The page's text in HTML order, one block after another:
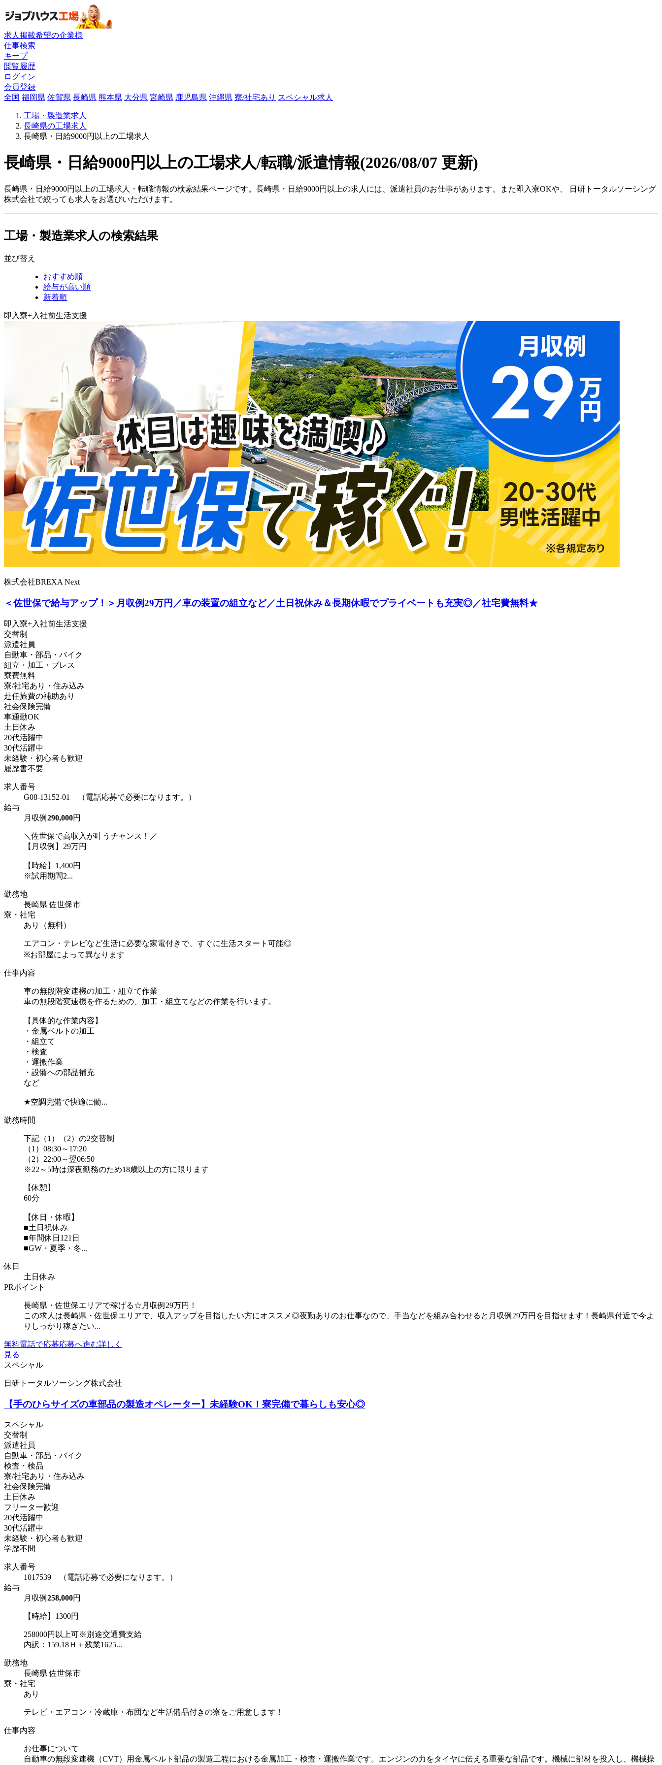
求人掲載希望の企業様
仕事検索
キープ
閲覧履歴
ログイン
会員登録
全国 福岡県 佐賀県 長崎県 熊本県 大分県 宮崎県 鹿児島県 沖縄県 寮/社宅あり スペシャル求人
工場・製造業求人
長崎県の工場求人
長崎県・日給9000円以上の工場求人
長崎県・日給9000円以上の工場求人/転職/派遣情報(2026/08/07 更新)
長崎県・日給9000円以上の工場求人・転職情報の検索結果ページです。長崎県・日給9000円以上の求人には、派遣社員のお仕事があります。また即入寮OKや、 日研トータルソーシング
株式会社で絞っても求人をお選びいただけます。
工場・製造業求人の検索結果
並び替え
おすすめ順
給与が高い順
新着順
即入寮+入社前生活支援
株式会社BREXA Next
＜佐世保で給与アップ！＞月収例29万円／車の装置の組立など／土日祝休み＆長期休暇でプライベートも充実◎／社宅費無料★
即入寮+入社前生活支援
交替制
派遣社員
自動車・部品・バイク
組立・加工・プレス
寮費無料
寮/社宅あり・住み込み
赴任旅費の補助あり
社会保険完備
車通勤OK
土日休み
20代活躍中
30代活躍中
未経験・初心者も歓迎
履歴書不要
求人番号
G08-13152-01 （電話応募で必要になります。）
給与
月収例 290,000円
＼佐世保で高収入が叶うチャンス！／
【月収例】29万円
【時給】1,400円
※試用期間2...
勤務地
長崎県 佐世保市
寮・社宅
あり（無料）
エアコン・テレビなど生活に必要な家電付きで、すぐに生活スタート可能◎
※お部屋によって異なります
仕事内容
車の無段階変速機の加工・組立て作業
車の無段階変速機を作るための、加工・組立てなどの作業を行います。
【具体的な作業内容】
・金属ベルトの加工
・組立て
・検査
・運搬作業
・設備への部品補充
など
★空調完備で快適に働...
勤務時間
下記（1）（2）の2交替制
（1）08:30～17:20
（2）22:00～翌06:50
※22～5時は深夜勤務のため18歳以上の方に限ります
【休憩】
60分
【休日・休暇】
■土日祝休み
■年間休日121日
■GW・夏季・冬...
休日
土日休み
PRポイント
長崎県・佐世保エリアで稼げる☆月収例29万円！
この求人は長崎県・佐世保エリアで、収入アップを目指したい方にオススメ◎夜勤ありのお仕事なので、手当などを組み合わせると月収例29万円を目指せます！長崎県付近で今よ
りしっかり稼ぎたい...
無料電話で応募応募へ進む詳しく
見る
スペシャル
日研トータルソーシング株式会社
【手のひらサイズの車部品の製造オペレーター】未経験OK！寮完備で暮らしも安心◎
スペシャル
交替制
派遣社員
自動車・部品・バイク
検査・検品
寮/社宅あり・住み込み
社会保険完備
土日休み
フリーター歓迎
20代活躍中
30代活躍中
未経験・初心者も歓迎
学歴不問
求人番号
1017539 （電話応募で必要になります。）
給与
月収例 258,000円
【時給】1300円
258000円以上可※別途交通費支給
内訳：159.18Ｈ＋残業1625...
勤務地
長崎県 佐世保市
寮・社宅
あり
テレビ・エアコン・冷蔵庫・布団など生活備品付きの寮をご用意します！
仕事内容
お仕事について
自動車の無段変速機（CVT）用金属ベルト部品の製造工程における金属加工・検査・運搬作業です。エンジンの力をタイヤに伝える重要な部品です。機械に部材を投入し、機械操